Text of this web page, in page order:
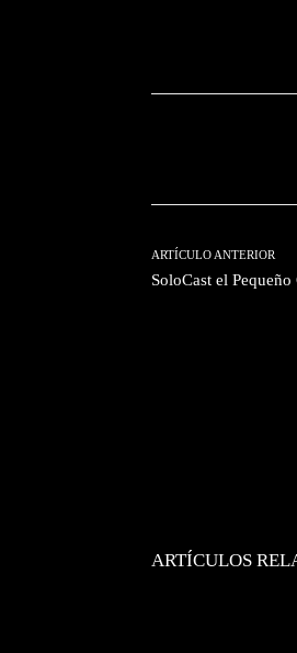
ARTÍCULO ANTERIOR
SoloCast el
ARTÍCULOS